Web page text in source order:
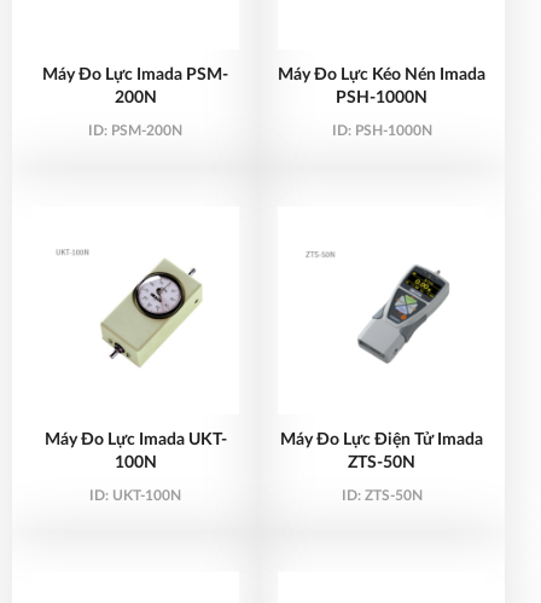
Máy Đo Lực Imada PSM-
200N
ID: PSM-200N
Máy Đo Lực Kéo Nén Imada
PSH-1000N
ID: PSH-1000N
Máy Đo Lực Imada UKT-
100N
ID: UKT-100N
Máy Đo Lực Điện Tử Imada
ZTS-50N
ID: ZTS-50N